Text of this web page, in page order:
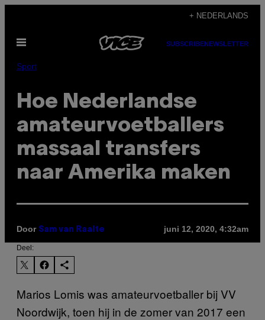
de
inhoud
+ NEDERLANDS
Open
SUBSCRIBENEWSLETTER
Sport
Hoe Nederlandse
amateurvoetballers
massaal transfers
naar Amerika maken
Door Sam van Raalte juni 12, 2020, 4:32am
Deel:
Marios Lomis was amateurvoetballer bij VV
Noordwijk, toen hij in de zomer van 2017 een